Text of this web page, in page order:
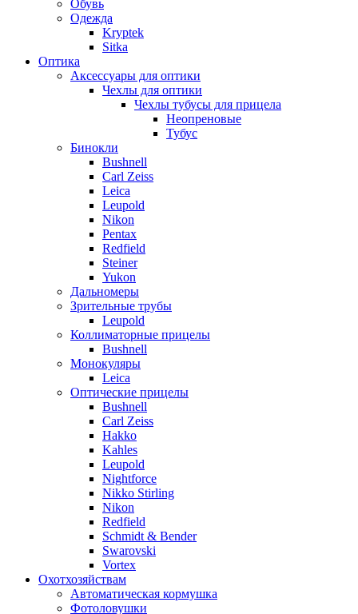
Обувь
Одежда
Kryptek
Sitka
Оптика
Аксессуары для оптики
Чехлы для оптики
Чехлы тубусы для прицела
Неопреновые
Тубус
Бинокли
Bushnell
Carl Zeiss
Leica
Leupold
Nikon
Pentax
Redfield
Steiner
Yukon
Дальномеры
Зрительные трубы
Leupold
Коллиматорные прицелы
Bushnell
Монокуляры
Leica
Оптические прицелы
Bushnell
Carl Zeiss
Hakko
Kahles
Leupold
Nightforce
Nikko Stirling
Nikon
Redfield
Schmidt & Bender
Swarovski
Vortex
Охотхозяйствам
Автоматическая кормушка
Фотоловушки